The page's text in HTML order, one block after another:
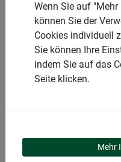
SPALIERE
Wenn Sie auf
können Sie der
Cookies individuell
Sie können Ihre
indem Sie auf das
Seite klicken.
Mehr